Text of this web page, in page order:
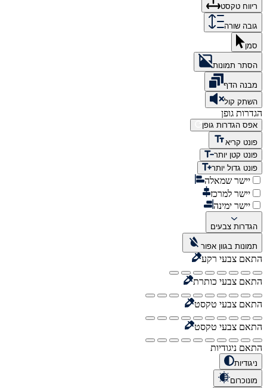
ריווח טקסט
גובה שורה
סמן
הסתר תמונות
מבנה הדף
השתק קול
הגדרות גופן
אפס הגדרות גופן
פונט קריא
פונט קטן יותר
פונט גדול יותר
יישר שמאלה
יישר למרכז
יישר ימינה
הגדרות צבעים
תמונות בגוון אפור
התאם צבעי רקע
התאם צבעי כותרת
התאם צבעי טקסט
התאם צבעי טקסט
התאם ניגודיות
ניגודיות
מונוכרום